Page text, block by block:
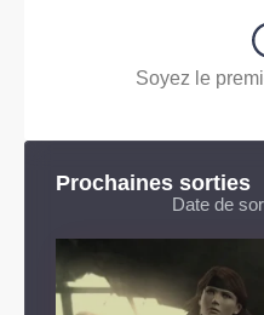
Soyez le
Prochaines sorties
Date de